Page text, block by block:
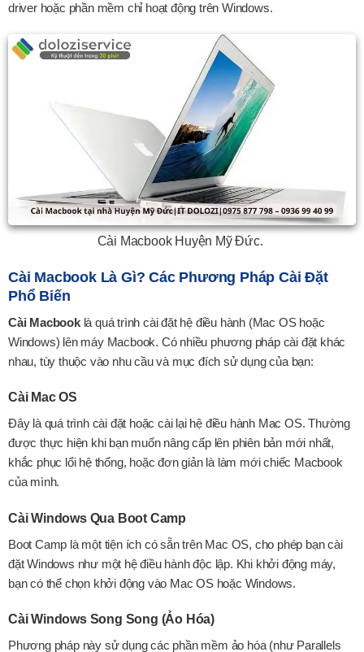
driver hoặc phần mềm chỉ hoạt động trên Windows.
Cài Macbook Huyện Mỹ Đức.
Cài Macbook Là Gì? Các Phương Pháp Cài Đặt
Phổ Biến
Cài Macbooklà quá trình cài đặt hệ điều hành (Mac OS hoặc
Windows) lên máy Macbook. Có nhiều phương pháp cài đặt khác
nhau, tùy thuộc vào nhu cầu và mục đích sử dụng của bạn:
Cài Mac OS
Đây là quá trình cài đặt hoặc cài lại hệ điều hành Mac OS. Thường
được thực hiện khi bạn muốn nâng cấp lên phiên bản mới nhất,
khắc phục lổi hệ thống, hoặc đơn giản là làm mới chiếc Macbook
của mình.
Cài Windows Qua Boot Camp
Boot Camp là một tiện ích có sẵn trên Mac OS, cho phép bạn cài
đặt Windows như một hệ điều hành độc lập. Khi khởi động máy,
bạn có thể chọn khởi động vào Mac OS hoặc Windows.
Cài Windows Song Song (Ảo Hóa)
Phương pháp này sử dụng các phần mềm ảo hóa (như Parallels